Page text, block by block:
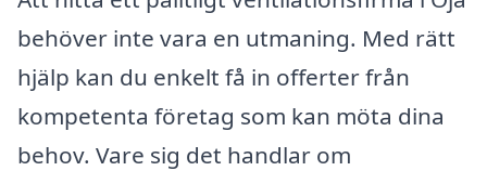
behöver inte vara en utmaning. Med rätt
hjälp kan du enkelt få in offerter från
kompetenta företag som kan möta dina
behov. Vare sig det handlar om